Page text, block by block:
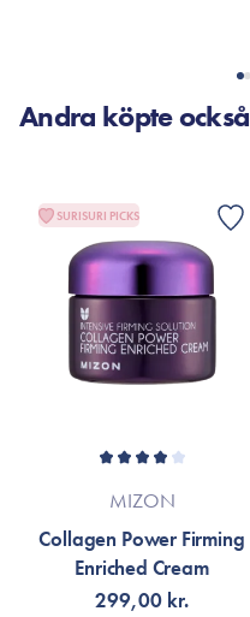
Andra köpte också
SURISURI PICKS
MIZON
Collagen Power Firming
Enriched Cream
299,00 kr.